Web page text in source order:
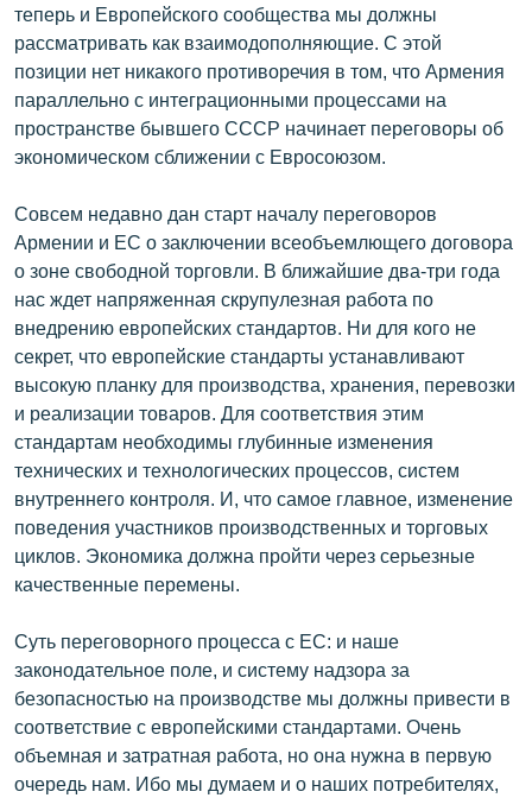
теперь и Европейского сообщества мы должны
рассматривать как взаимодополняющие. С этой
позиции нет никакого противоречия в том, что Армения
параллельно с интеграционными процессами на
пространстве бывшего СССР начинает переговоры об
экономическом сближении с Евросоюзом.
Совсем недавно дан старт началу переговоров
Армении и ЕС о заключении всеобъемлющего договора
о зоне свободной торговли. В ближайшие два-три года
нас ждет напряженная скрупулезная работа по
внедрению европейских стандартов. Ни для кого не
секрет, что европейские стандарты устанавливают
высокую планку для производства, хранения, перевозки
и реализации товаров. Для соответствия этим
стандартам необходимы глубинные изменения
технических и технологических процессов, систем
внутреннего контроля. И, что самое главное, изменение
поведения участников производственных и торговых
циклов. Экономика должна пройти через серьезные
качественные перемены.
Суть переговорного процесса с ЕС: и наше
законодательное поле, и систему надзора за
безопасностью на производстве мы должны привести в
соответствие с европейскими стандартами. Очень
объемная и затратная работа, но она нужна в первую
очередь нам. Ибо мы думаем и о наших потребителях,